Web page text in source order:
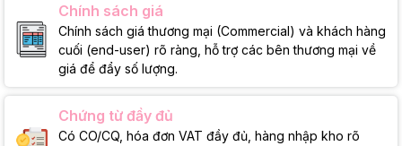
Chính sách giá
Chính sách giá thương mại (Commercial) và khách hàng
cuối (end-user) rõ ràng, hỗ trợ các bên thương mại về
giá để đẩy số lượng.
Chứng từ đầy đủ
Có CO/CQ, hóa đơn VAT đầy đủ, hàng nhập kho rõ